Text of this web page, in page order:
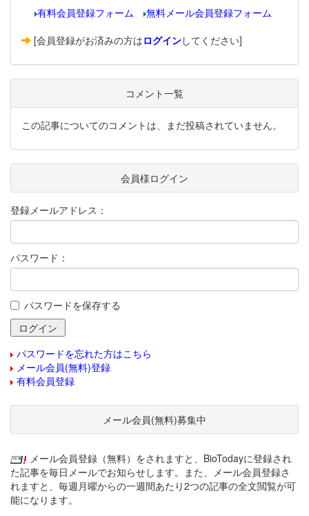
有料会員登録フォーム
無料メール会員登録フォーム
[会員登録がお済みの方はログインしてください]
コメント一覧
この記事についてのコメントは、まだ投稿されていません。
会員様ログイン
登録メールアドレス：
パスワード：
パスワードを保存する
パスワードを忘れた方はこちら
メール会員(無料)登録
有料会員登録
メール会員(無料)募集中
メール会員登録（無料）をされますと、BioTodayに登録され
た記事を毎日メールでお知らせします。また、メール会員登録さ
れますと、毎週月曜からの一週間あたり2つの記事の全文閲覧が可
能になります。